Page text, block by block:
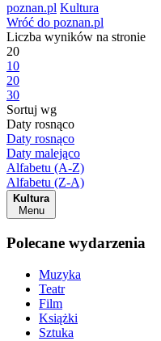
poznan.pl Kultura
Wróć do poznan.pl
Liczba wyników na stronie
20
10
20
30
Sortuj wg
Daty rosnąco
Daty rosnąco
Daty malejąco
Alfabetu (A-Z)
Alfabetu (Z-A)
Kultura
Menu
Polecane wydarzenia
Muzyka
Teatr
Film
Książki
Sztuka